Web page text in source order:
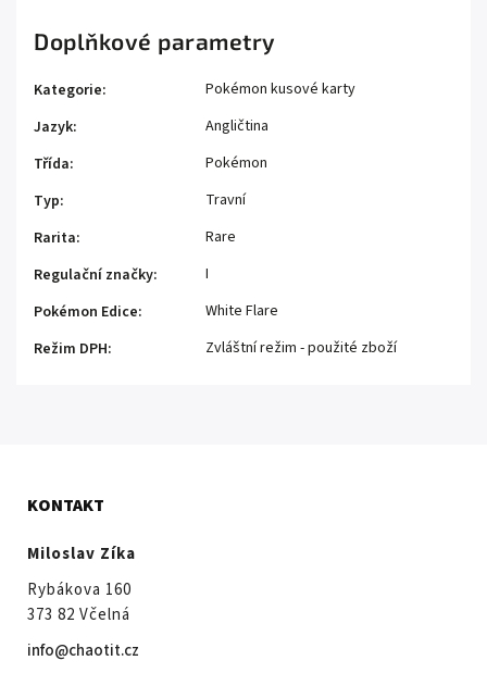
Doplňkové parametry
Kategorie:
Pokémon kusové karty
Jazyk:
Angličtina
Třída:
Pokémon
Typ:
Travní
Rarita:
Rare
Regulační značky:
I
Pokémon Edice:
White Flare
Režim DPH: Zvláštní režim - použité zboží
KONTAKT
Miloslav Zíka
Rybákova 160
373 82 Včelná
info@chaotit.cz